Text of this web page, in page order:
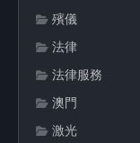
殯儀
法律
法律服務
澳門
激光